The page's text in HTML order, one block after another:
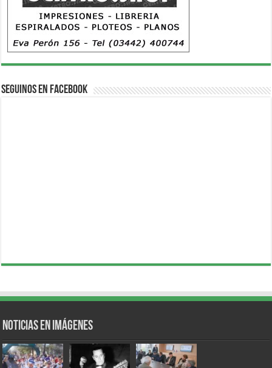
Seguinos en Facebook
Noticias en Imágenes